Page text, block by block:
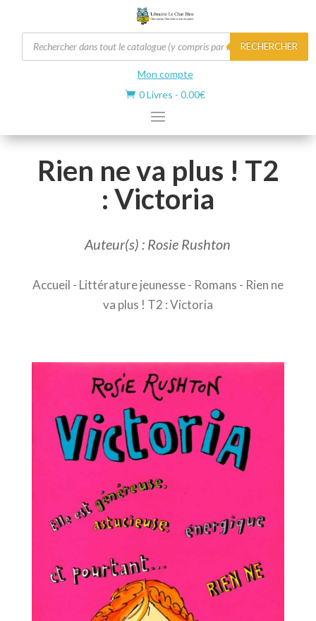
Recherche
de
produits
RECHERCHER
Mon compte
 0 Livres - 0.00€
Rien ne va plus ! T2
: Victoria
Auteur(s) : Rosie Rushton
Accueil - Littérature jeunesse- Romans - Rien ne
va plus ! T2 : Victoria